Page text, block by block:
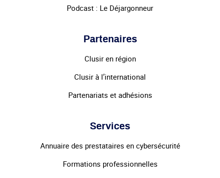
Podcast : Le Déjargonneur
Partenaires
Clusir en région
Clusir à l’international
Partenariats et adhésions
Services
Annuaire des prestataires en cybersécurité
Formations professionnelles